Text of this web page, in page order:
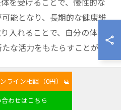
を受けることで、慢性的な
能となり、長期的な健康維
入れることで、自分の体を
な活力をもたらすことがで
ライン相談（0円）
合わせはこちら